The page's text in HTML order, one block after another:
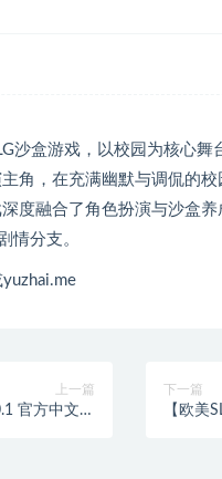
沙盒游戏，以校园为核心
角，在充满幽默与调侃的
度融合了角色扮演与沙盒
情分支。
上一篇
官方中文版
下一篇
【欧美